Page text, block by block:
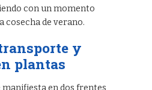
con un momento
cosecha de verano.
y
plantas